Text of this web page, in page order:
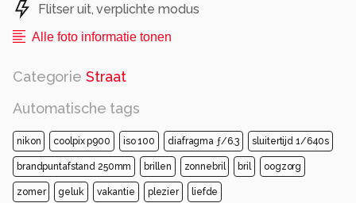
Flitser uit, verplichte modus
Alle foto informatie tonen
Categorie Straat
Automatische tags
nikon coolpix p900 iso 100 diafragma ƒ/6.3 sluitertijd 1/640s
brandpuntafstand 250mm brillen zonnebril bril oogzorg
zomer geluk vakantie plezier liefde